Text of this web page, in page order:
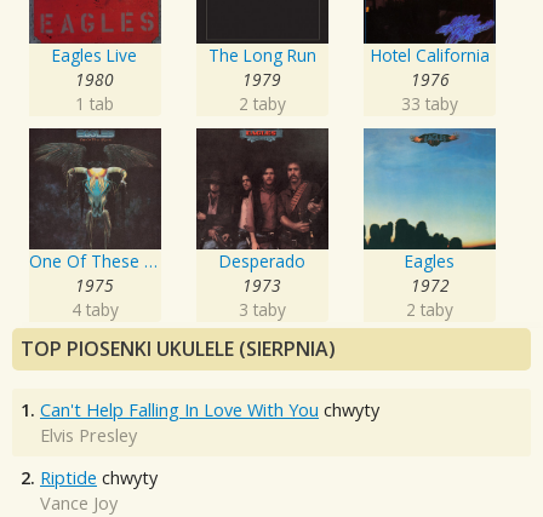
Eagles Live
1980
1 tab
The Long Run
1979
2 taby
Hotel California
1976
33 taby
One Of These Nights
1975
4 taby
Desperado
1973
3 taby
Eagles
1972
2 taby
TOP PIOSENKI UKULELE (SIERPNIA)
1. Can't Help Falling In Love With You chwyty
Elvis Presley
2. Riptide chwyty
Vance Joy